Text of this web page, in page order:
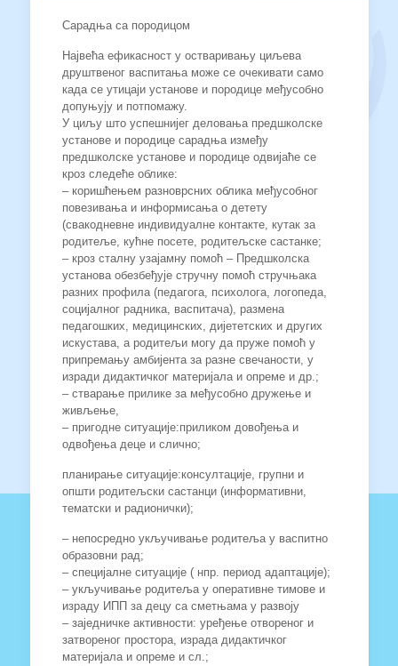
Сарадња са породицом
Највећа ефикасност у остваривању циљева
друштвеног васпитања може се очекивати само
када се утицаји установе и породице међусобно
допуњују и потпомажу.
У циљу што успешнијег деловања предшколске
установе и породице сарадња између
предшколске установе и породице одвијаће се
кроз следеће облике:
– коришћењем разноврсних облика међусобног
повезивања и информисања о детету
(свакодневне индивидуалне контакте, кутак за
родитеље, кућне посете, родитељске састанке;
– кроз сталну узајамну помоћ – Предшколска
установа обезбеђује стручну помоћ стручњака
разних профила (педагога, психолога, логопеда,
социјалног радника, васпитача), размена
педагошких, медицинских, дијететских и других
искустава, а родитељи могу да пруже помоћ у
припремању амбијента за разне свечаности, у
изради дидактичког материјала и опреме и др.;
– стварање прилике за међусобно дружење и
живљење,
– пригодне ситуације:приликом довођења и
одвођења деце и слично;
планирање ситуације:консултације, групни и
општи родитељски састанци (информативни,
тематски и радионички);
– непосредно укључивање родитеља у васпитно
образовни рад;
– специјалне ситуације ( нпр. период адаптације);
– укључивање родитеља у оперативне тимове и
израду ИПП за децу са сметњама у развоју
– заједничке активности: уређење отвореног и
затвореног простора, израда дидактичког
материјала и опреме и сл.;